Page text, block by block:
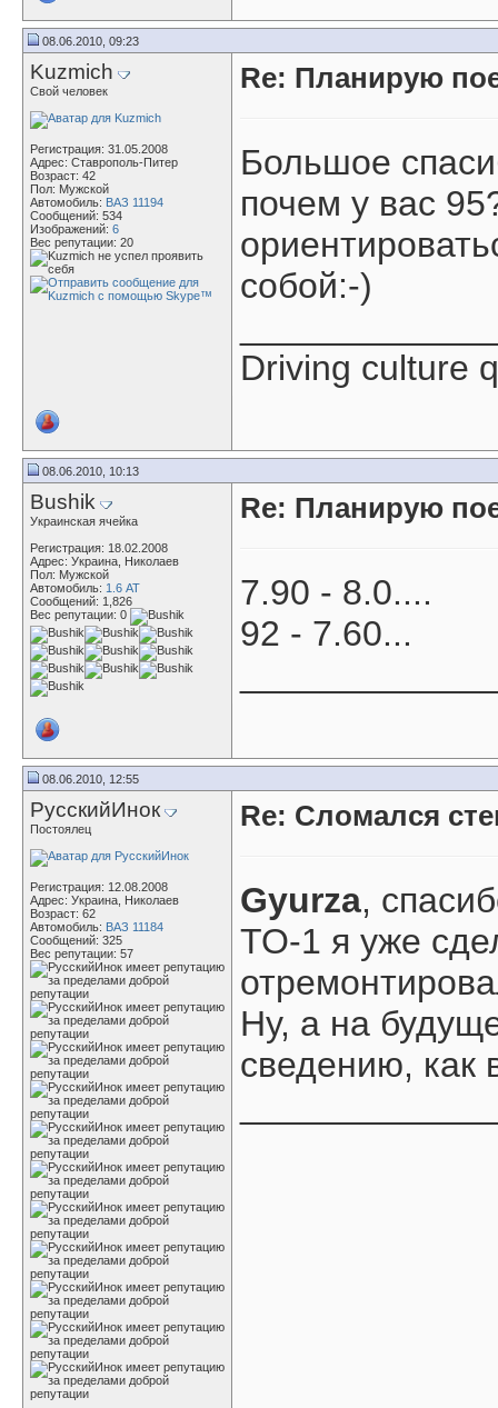
08.06.2010, 09:23
Kuzmich
Свой человек
Регистрация: 31.05.2008
Адрес: Ставрополь-Питер
Возраст: 42
Пол: Мужской
Автомобиль: ВАЗ 11194
Сообщений: 534
Изображений: 6
Вес репутации: 20
Re: Планирую
Большое
почем у вас
собой:-)
Driving culture
08.06.2010, 10:13
Bushik
Украинская ячейка
Регистрация: 18.02.2008
Адрес: Украина, Николаев
Пол: Мужской
Автомобиль: 1.6 АТ
Сообщений: 1,826
Вес репутации: 0
Re: Планирую
7.90 - 8.0....
92 - 7.60...
08.06.2010, 12:55
РусскийИнок
Постоялец
Регистрация: 12.08.2008
Адрес: Украина, Николаев
Возраст: 62
Автомобиль: ВАЗ 11184
Сообщений: 325
Вес репутации: 57
Re: Сломался
Gyurza,
ТО-1 я уже
Ну, а на
сведению, как